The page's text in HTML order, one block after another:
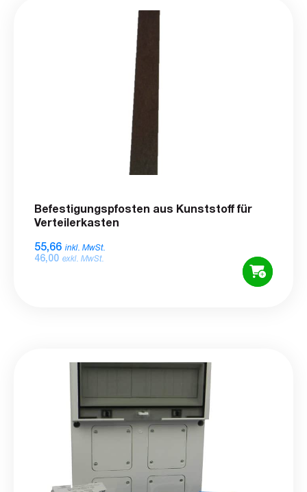
Befestigungspfosten aus Kunststoff für
Verteilerkasten
55,66 inkl. MwSt.
46,00 exkl. MwSt.